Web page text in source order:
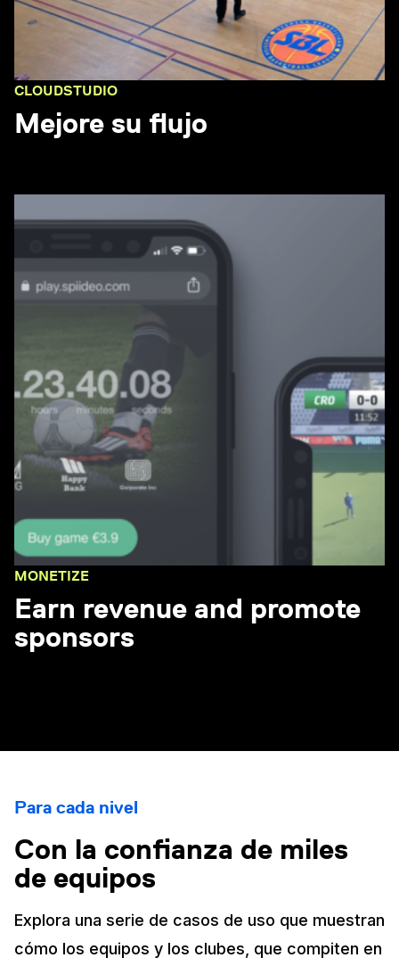
CLOUDSTUDIO
Mejore su flujo
MONETIZE
Earn revenue and promote
sponsors
Para cada nivel
Con la confianza de miles
de equipos
Explora una serie de casos de uso que muestran
cómo los equipos y los clubes, que compiten en